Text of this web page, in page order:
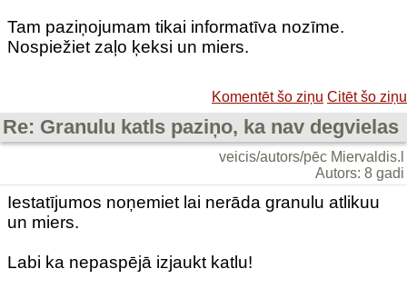
Tam paziņojumam tikai informatīva nozīme.
Nospiežiet zaļo ķeksi un miers.
Komentēt šo ziņu Citēt šo ziņu
Re: Granulu katls paziņo, ka nav degvielas
veicis/autors/pēc Miervaldis.l
Autors: 8 gadi
Iestatījumos noņemiet lai nerāda granulu atlikuu
un miers.
Labi ka nepaspējā izjaukt katlu!